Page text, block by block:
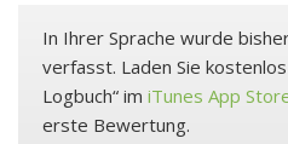
In Ihrer Sprache wurde
verfasst. Laden Sie
Logbuch“ im iTunes App
erste Bewertung.